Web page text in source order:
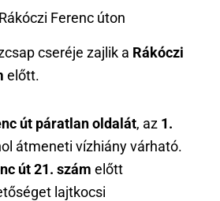
Ferenc úton
cseréje zajlik a Rákóczi
előtt.
út páratlan oldalát, az 1.
átmeneti vízhiány várható.
út 21. szám előtt
lajtkocsi